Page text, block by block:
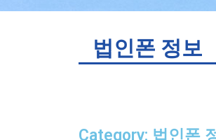
법인폰 정보
Category: 법인폰